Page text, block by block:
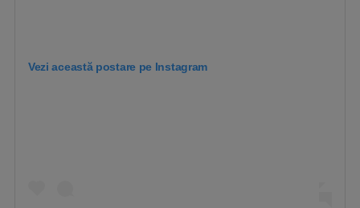
Vezi această postare pe Instagram